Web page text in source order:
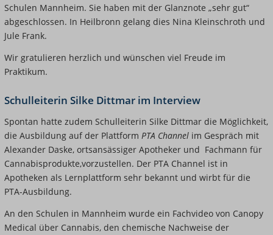
Schulen Mannheim. Sie haben mit der Glanznote „sehr gut“
abgeschlossen. In Heilbronn gelang dies Nina Kleinschroth und
Jule Frank.
Wir gratulieren herzlich und wünschen viel Freude im
Praktikum.
Schulleiterin Silke Dittmar im Interview
Spontan hatte zudem Schulleiterin Silke Dittmar die Möglichkeit,
die Ausbildung auf der Plattform PTA Channel im Gespräch mit
Alexander Daske, ortsansässiger Apotheker und Fachmann für
Cannabisprodukte,vorzustellen. Der PTA Channel ist in
Apotheken als Lernplattform sehr bekannt und wirbt für die
PTA-Ausbildung.
An den Schulen in Mannheim wurde ein Fachvideo von Canopy
Medical über Cannabis, den chemische Nachweise der